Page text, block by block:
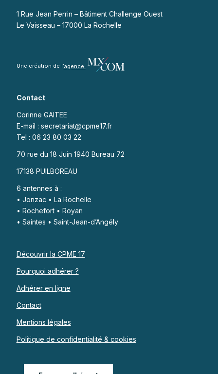
1 Rue Jean Perrin – Bâtiment Challenge Ouest
Le Vaisseau – 17000 La Rochelle
Une création de l’agence
Contact
Corinne GAITEE
E-mail : secretariat@cpme17.fr
Tel : 06 23 80 03 22
70 rue du 18 Juin 1940 Bureau 72
17138 PUILBOREAU
6 antennes à :
• Jonzac • La Rochelle
• Rochefort • Royan
• Saintes • Saint-Jean-d’Angély
Découvrir la CPME 17
Pourquoi adhérer ?
Adhérer en ligne
Contact
Mentions légales
Politique de confidentialité & cookies